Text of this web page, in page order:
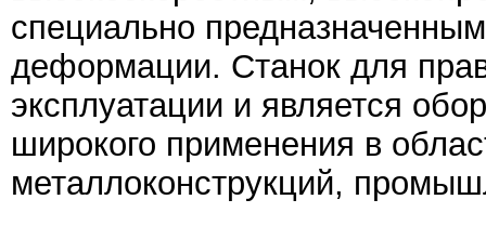
специально
деформации. Станок для
эксплуатации и является
широкого применения в
металлоконструкций,